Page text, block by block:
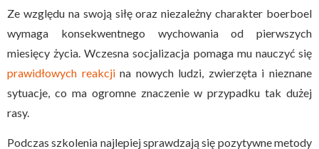
Ze względu na swoją siłę oraz niezależny charakter boerboel
wymaga konsekwentnego wychowania od pierwszych
miesięcy życia. Wczesna socjalizacja pomaga mu nauczyć się
prawidłowych reakcjina nowych ludzi, zwierzęta i nieznane
sytuacje, co ma ogromne znaczenie w przypadku tak dużej
rasy.
Podczas szkolenia najlepiej sprawdzają się pozytywne metody